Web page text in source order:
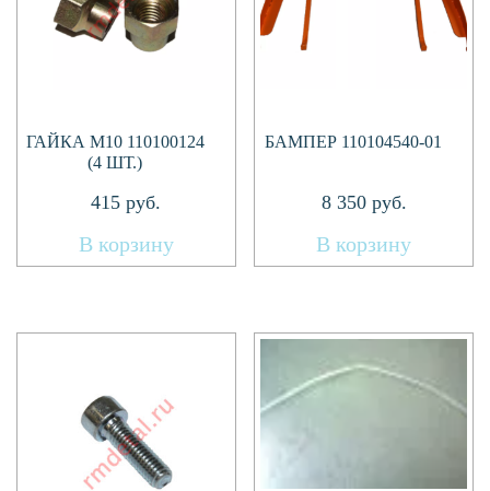
ГАЙКА M10 110100124
(4 ШТ.)
415 руб.
В корзину
БАМПЕР 110104540-01
8 350руб.
В корзину